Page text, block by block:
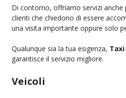
Di contorno, offriamo servizi anche
clienti che chiedono di essere
una visita importante oppure solo
Qualunque sia la tua esigenza, Taxi
garantisce il servizio migliore.
Veicoli